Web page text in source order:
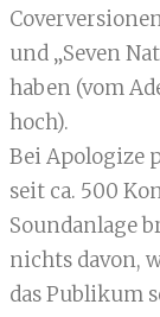
und „Seven
haben (vom
hoch).
Bei Apologize
seit ca. 500
Soundanlage
nichts davon,
das Publikum